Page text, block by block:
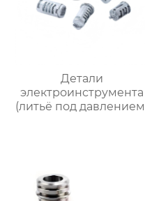
Детали
электроинструмента
(литьё под